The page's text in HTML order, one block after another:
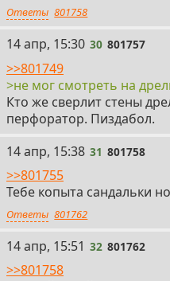
Ответы 801758
30
14 апр, 15:30 30 801757
>>801749
>не мог смотреть на
Кто же сверлит стены
перфоратор. Пиздабол.
31
14 апр, 15:38 31 801758
>>801755
Тебе копыта сандальки
Ответы 801762
32
14 апр, 15:51 32 801762
>>801758